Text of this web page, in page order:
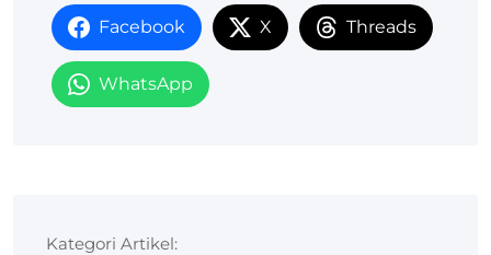
Facebook X Threads
WhatsApp
Kategori Artikel: